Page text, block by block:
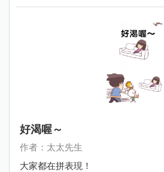
好渴喔～
作者：太太先生
大家都在拼表現！